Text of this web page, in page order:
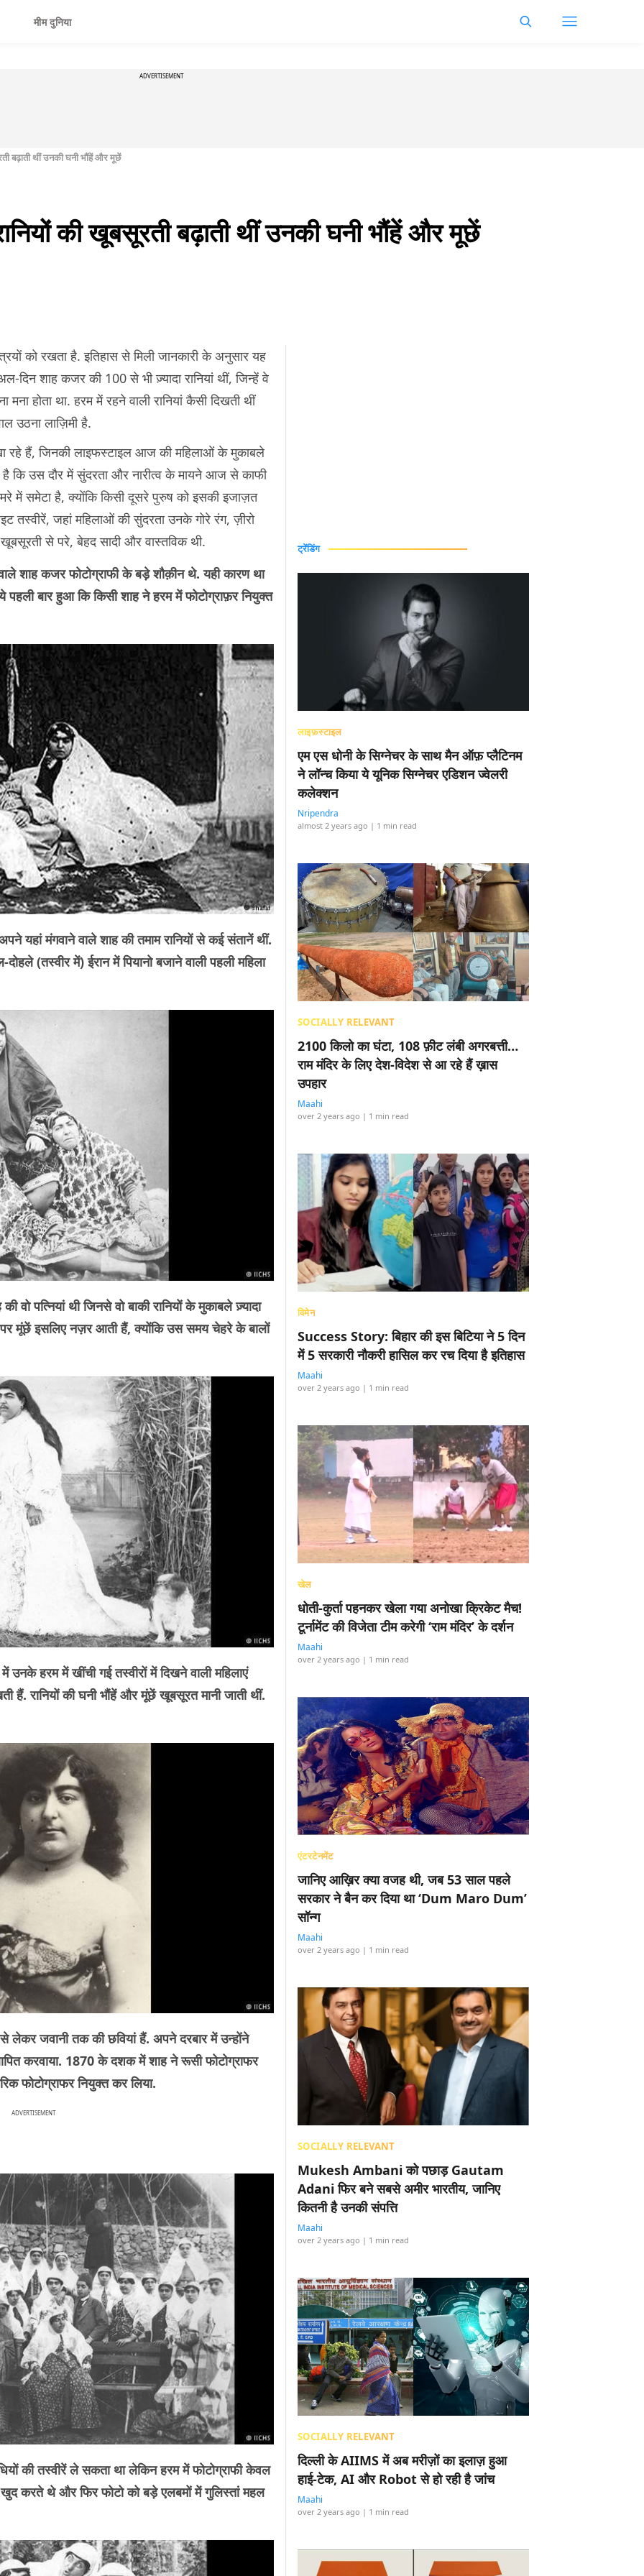
मीम दुनिया
ADVERTISEMENT
बढ़ाती थीं उनकी घनी भौंहें और मूछें
की खूबसूरती बढ़ाती थीं उनकी घनी भौंहें और मूछें
को रखता है. इतिहास से मिली जानकारी के अनुसार यह
दिन शाह कजर की 100 से भी ज़्यादा रानियां थीं, जिन्हें वे
मना होता था. हरम में रहने वाली रानियां कैसी दिखती थीं
उठना लाज़िमी है.
रहे हैं, जिनकी लाइफस्टाइल आज की महिलाओं के मुकाबले
कि उस दौर में सुंदरता और नारीत्व के मायने आज से काफी
में समेटा है, क्योंकि किसी दूसरे पुरुष को इसकी इजाज़त
तस्वीरें, जहां महिलाओं की सुंदरता उनके गोरे रंग, ज़ीरो
से परे, बेहद सादी और वास्तविक थी.
शाह कजर फोटोग्राफी के बड़े शौक़ीन थे. यही कारण था
पहली बार हुआ कि किसी शाह ने हरम में फोटोग्राफ़र नियुक्त
यहां मंगवाने वाले शाह की तमाम रानियों से कई संतानें थीं.
(तस्वीर में) ईरान में पियानो बजाने वाली पहली महिला
पत्नियां थी जिनसे वो बाकी रानियों के मुकाबले ज़्यादा
पर मूंछें इसलिए नज़र आती हैं, क्योंकि उस समय चेहरे के बालों
हरम में खींची गई तस्वीरों में दिखने वाली महिलाएं
रानियों की घनी भौंहें और मूंछें खूबसूरत मानी जाती थीं.
लेकर जवानी तक की छवियां हैं. अपने दरबार में उन्होंने
करवाया. 1870 के दशक में शाह ने रूसी फोटोग्राफर
फोटोग्राफर नियुक्त कर लिया.
ADVERTISEMENT
की तस्वीरें ले सकता था लेकिन हरम में फोटोग्राफी केवल
करते थे और फिर फोटो को बड़े एलबमों में गुलिस्तां महल
ट्रेंडिंग
लाइफ़स्टाइल
एम एस धोनी के सिग्नेचर के साथ मैन ऑफ़ प्लैटिनम
ने लॉन्च किया ये यूनिक सिग्नेचर एडिशन ज्वेलरी
कलेक्शन
Nripendra
almost 2 years ago | 1 min read
SOCIALLY RELEVANT
2100 किलो का घंटा, 108 फ़ीट लंबी अगरबत्ती…
राम मंदिर के लिए देश-विदेश से आ रहे हैं ख़ास
उपहार
Maahi
over 2 years ago | 1 min read
विमेन
Success Story: बिहार की इस बिटिया ने 5 दिन
में 5 सरकारी नौकरी हासिल कर रच दिया है इतिहास
Maahi
over 2 years ago | 1 min read
खेल
धोती-कुर्ता पहनकर खेला गया अनोखा क्रिकेट मैच!
टूर्नामेंट की विजेता टीम करेगी ‘राम मंदिर’ के दर्शन
Maahi
over 2 years ago | 1 min read
एंटरटेनमेंट
जानिए आख़िर क्या वजह थी, जब 53 साल पहले
सरकार ने बैन कर दिया था ‘Dum Maro Dum’
सॉन्ग
Maahi
over 2 years ago | 1 min read
SOCIALLY RELEVANT
Mukesh Ambani को पछाड़ Gautam
Adani फिर बने सबसे अमीर भारतीय, जानिए
कितनी है उनकी संपत्ति
Maahi
over 2 years ago | 1 min read
SOCIALLY RELEVANT
दिल्ली के AIIMS में अब मरीज़ों का इलाज़ हुआ
हाई-टेक, AI और Robot से हो रही है जांच
Maahi
over 2 years ago | 1 min read